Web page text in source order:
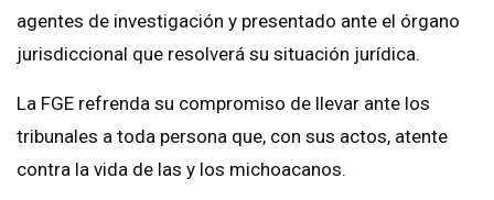
agentes de investigación y presentado ante el órgano
jurisdiccional que resolverá su situación jurídica.
La FGE refrenda su compromiso de llevar ante los
tribunales a toda persona que, con sus actos, atente
contra la vida de las y los michoacanos.